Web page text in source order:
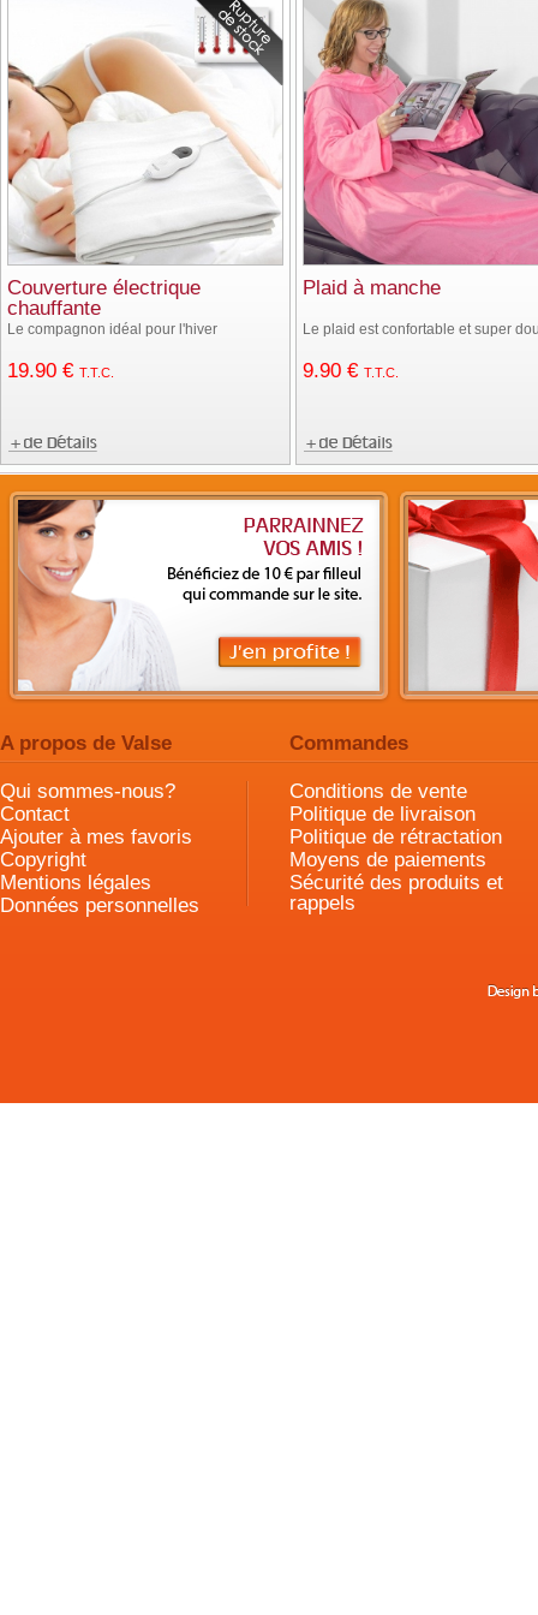
Couverture électrique
chauffante
Le compagnon idéal pour l'hiver
19.90 € T.T.C.
Plaid à manche
Le plaid est confortable et super
9.90 € T.T.C.
A propos de Valse Commandes
Qui sommes-nous?
Contact
Ajouter à mes favoris
Copyright
Mentions légales
Données personnelles
Conditions de vente
Politique de livraison
Politique de rétractation
Moyens de paiements
Sécurité des produits et
rappels